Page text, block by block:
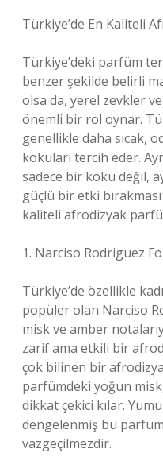
Türkiye’de En Kaliteli
Türkiye’deki parfüm
benzer şekilde belirli
olsa da, yerel zevkler
önemli bir rol oynar.
genellikle daha sıcak,
kokuları tercih eder.
sadece bir koku değil,
güçlü bir etki
kaliteli afrodizyak
1. Narciso Rodriguez
Türkiye’de özellikle
popüler olan Narciso
misk ve amber
zarif ama etkili bir
çok bilinen bir
parfümdeki yoğun misk,
dikkat çekici kılar.
dengelenmiş bu
vazgeçilmezdir.